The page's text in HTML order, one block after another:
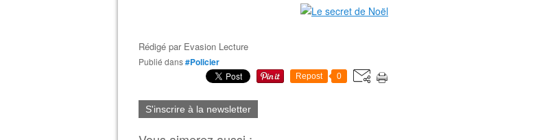
Rédigé par Evasion Lecture
Publié dans#Policier
Repost 0
S'inscrire à la newsletter